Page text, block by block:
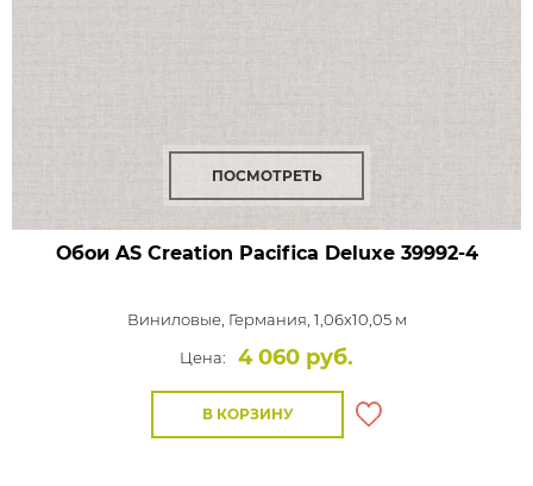
ПОСМОТРЕТЬ
Обои AS Creation Pacifica Deluxe39992-4
Виниловые, Германия, 1,06x10,05 м
Цена:
4 060 руб.
В КОРЗИНУ